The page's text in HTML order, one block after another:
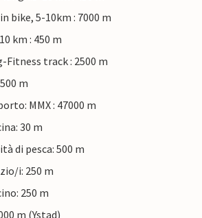
bike, 5-10km : 7000 m
km : 450 m
Fitness track : 2500 m
m
MMX : 47000 m
30 m
di pesca: 500 m
i: 250 m
250 m
m (Ystad)